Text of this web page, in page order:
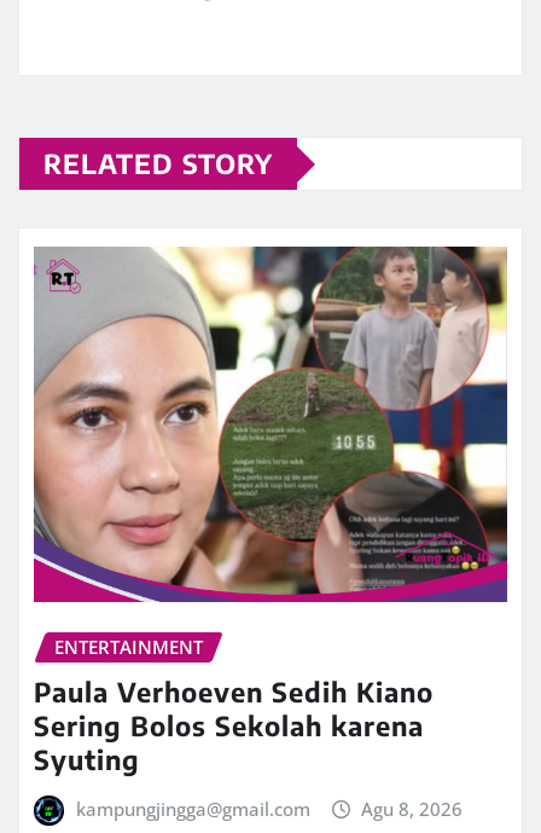
RELATED STORY
ENTERTAINMENT
Paula Verhoeven Sedih Kiano
Sering Bolos Sekolah karena
Syuting
kampungjingga@gmail.com Agu 8, 2026